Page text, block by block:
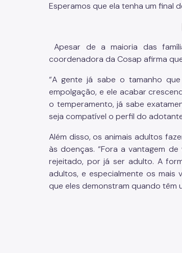
Esperamos que ela tenha um final
Apesar de a maioria das
coordenadora da Cosap afirma
“A gente já sabe o tamanho
empolgação, e ele acabar
o temperamento, já sabe
seja compatível o perfil do
Além disso, os animais adultos
às doenças. “Fora a vantagem
rejeitado, por já ser adulto. A
adultos, e especialmente os mais
que eles demonstram quando têm